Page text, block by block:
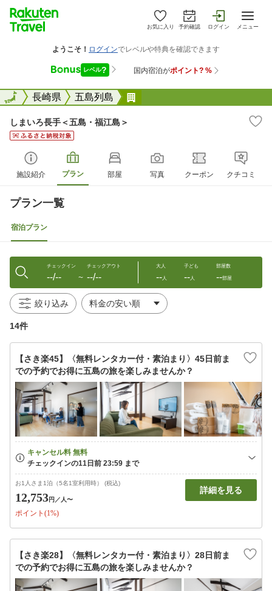
お気に入り 予約確認 ログイン メニュー
全国長崎県 五島列島
全国
しまいろ長手＜五島・福江島＞
施設紹介 プラン 部屋 写真 クーポン クチコミ
プラン一覧
宿泊プラン
チェックイン
--/-- 〜
チェックアウト
--/--
大人
--人
子ども
--人
部屋数
--部屋
絞り込み
14件
【さき楽45】〈無料レンタカー付・素泊まり〉45日前ま
での予約でお得に五島の旅を楽しみませんか？
お1人さま1泊（5名1室利用時） (税込)
12,753円 ／人〜
ポイント(1%)
詳細を見る
【さき楽28】〈無料レンタカー付・素泊まり〉28日前ま
での予約でお得に五島の旅を楽しみませんか？